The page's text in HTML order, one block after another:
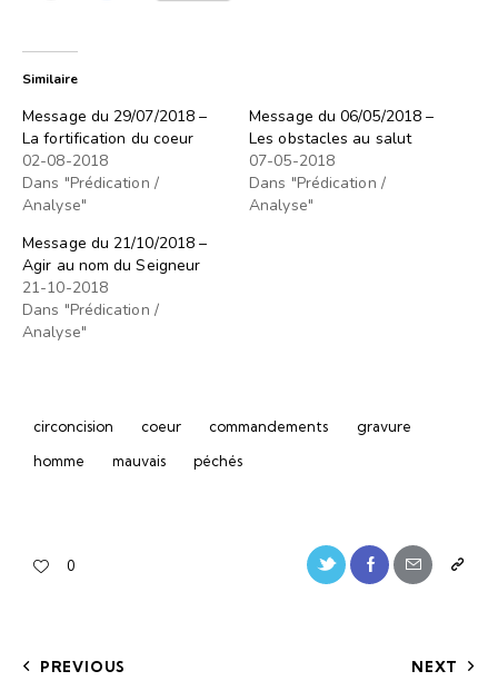
Similaire
Message du 29/07/2018 –
La fortification du coeur
02-08-2018
Dans "Prédication /
Analyse"
Message du 06/05/2018 –
Les obstacles au salut
07-05-2018
Dans "Prédication /
Analyse"
Message du 21/10/2018 –
Agir au nom du Seigneur
21-10-2018
Dans "Prédication /
Analyse"
circoncision coeur commandements
gravure
homme
mauvais péchés
0
PREVIOUS NEXT